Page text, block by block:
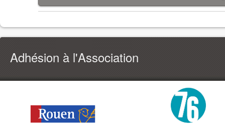
Adhésion à l'Association